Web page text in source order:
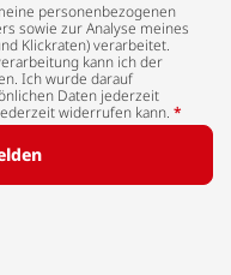
personenbezogenen
sowie zur Analyse meines
Klickraten) verarbeitet.
kann ich der
Ich wurde darauf
Daten jederzeit
widerrufen kann. *